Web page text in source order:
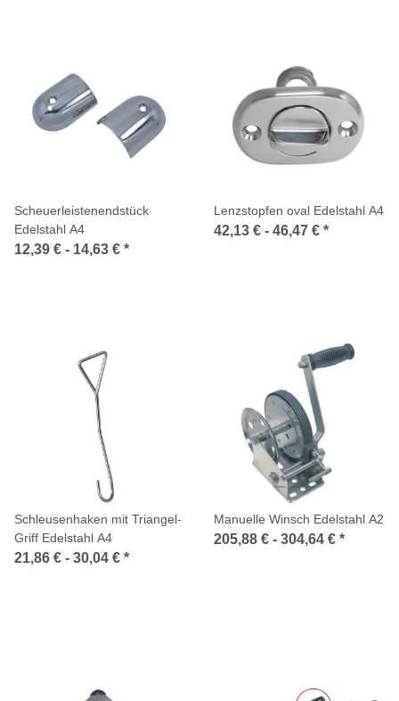
Scheuerleistenendstück
Edelstahl A4
12,39 € - 14,63 € *
Lenzstopfen oval Edelstahl A4
42,13 € - 46,47 € *
Schleusenhaken mit Triangel-
Griff Edelstahl A4
21,86 € - 30,04 € *
Manuelle Winsch Edelstahl A2
205,88 € - 304,64 € *